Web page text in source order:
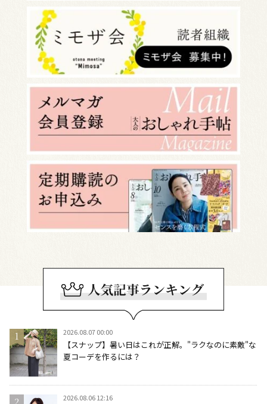
2026.08.07 00:00
【スナップ】暑い日はこれが正解。"ラクなのに素敵"な
夏コーデを作るには？
2026.08.06 12:16